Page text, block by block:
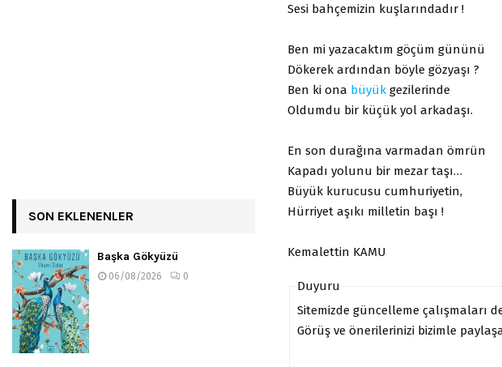
Sesi bahçemizin kuşlarındadır !
Ben mi yazacaktım göçüm gününü
Dökerek ardından böyle gözyaşı ?
Ben ki ona büyük gezilerinde
Oldumdu bir küçük yol arkadaşı.
En son durağına varmadan ömrün
Kapadı yolunu bir mezar taşı…
Büyük kurucusu cumhuriyetin,
Hürriyet aşıkı milletin başı !
Kemalettin KAMU
Duyuru
Sitemizde güncelleme çalışmaları
Görüş ve önerilerinizi bizimle
SON EKLENENLER
Başka Gökyüzü
06/08/2026 0